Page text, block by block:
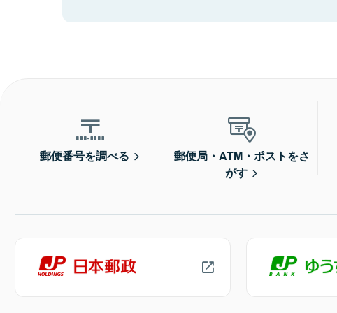
郵便番号を調べる
郵便局・ATM・ポストをさ
がす